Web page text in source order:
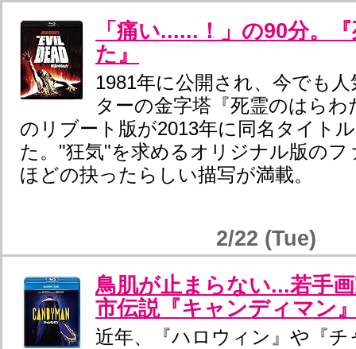
「痛い......！」の90分。
た』
1981年に公開され、今でも
ターの金字塔『死霊のはら
のリブート版が2013年に同名タイト
た。"狂気"を求めるオリジナル版のフ
ほどの抉ったらしい描写が満載。
2/22 (Tue)
鳥肌が止まらない...若手
市伝説『キャンディマン
近年、『ハロウィン』や『